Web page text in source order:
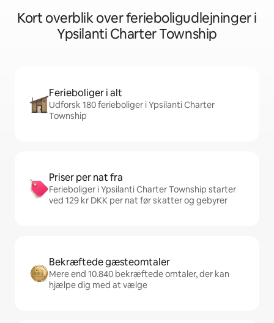
Kort overblik over ferieboligudlejninger i
Ypsilanti Charter Township
Ferieboliger i alt
Udforsk 180 ferieboliger i Ypsilanti Charter
Township
Priser per nat fra
Ferieboliger i Ypsilanti Charter Township starter
ved 129 kr DKK per nat før skatter og gebyrer
Bekræftede gæsteomtaler
Mere end 10.840 bekræftede omtaler, der kan
hjælpe dig med at vælge